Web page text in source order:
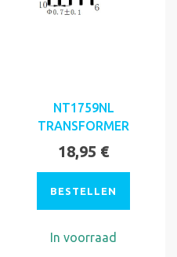
NT1759NL
TRANSFORMER
18,95 €
BESTELLEN
In voorraad